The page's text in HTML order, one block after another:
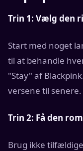
Trin 1: Vælg den
Start med noget
til at behandle
"Stay" af
versene til senere.
Trin 2: Få den
Brug ikke